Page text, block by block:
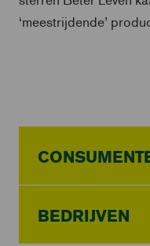
‘meestrijdende’
BEDRIJVEN